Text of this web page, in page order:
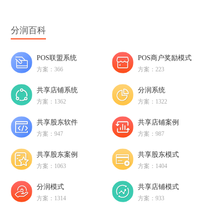
分润百科
POS联盟系统
方案：366
POS商户奖励模式
方案：223
共享店铺系统
方案：1362
分润系统
方案：1322
共享股东软件
方案：947
共享店铺案例
方案：987
共享股东案例
方案：1063
共享股东模式
方案：1404
分润模式
方案：1314
共享店铺模式
方案：933